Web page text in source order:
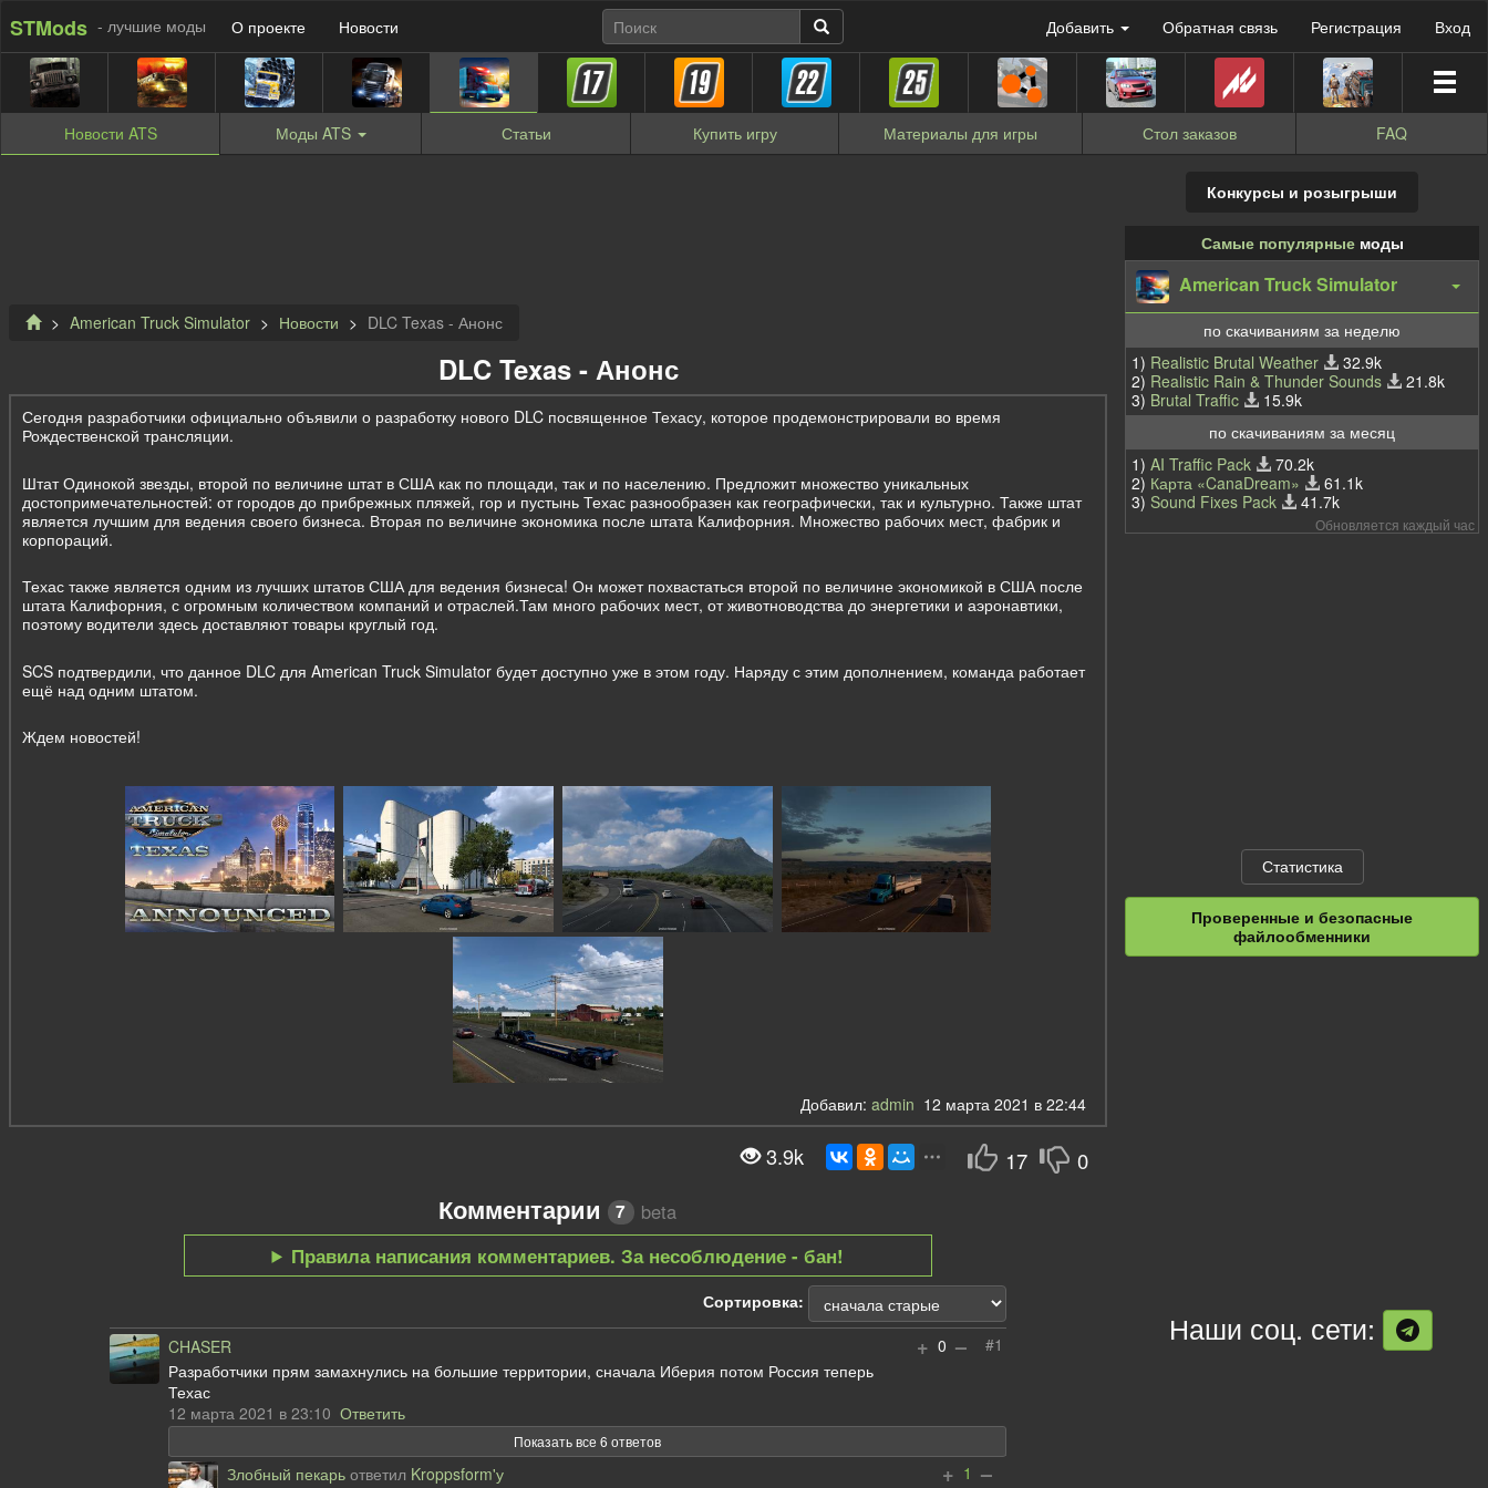
STMods - лучшие моды О проекте Новости Добавить Обратная связь Регистрация Вход
Новости ATS Моды ATS Статьи Купить игру Материалы для игры Стол заказов FAQ
American Truck Simulator Новости DLC Texas - Анонс
DLC Texas - Анонс
Сегодня разработчики официально объявили о разработку нового DLC посвященное Техасу, которое продемонстрировали во время
Рождественской трансляции.
Штат Одинокой звезды, второй по величине штат в США как по площади, так и по населению. Предложит множество уникальных
достопримечательностей: от городов до прибрежных пляжей, гор и пустынь Техас разнообразен как географически, так и культурно. Также штат
является лучшим для ведения своего бизнеса. Вторая по величине экономика после штата Калифорния. Множество рабочих мест, фабрик и
корпораций.
Техас также является одним из лучших штатов США для ведения бизнеса! Он может похвастаться второй по величине экономикой в США после
штата Калифорния, с огромным количеством компаний и отраслей.Там много рабочих мест, от животноводства до энергетики и аэронавтики,
поэтому водители здесь доставляют товары круглый год.
SCS подтвердили, что данное DLC для American Truck Simulator будет доступно уже в этом году. Наряду с этим дополнением, команда работает
ещё над одним штатом.
Ждем новостей!
Добавил:admin 12 марта 2021 в 22:44
17 0
3.9k
Комментарии 7
beta
Правила написания комментариев. За несоблюдение - бан!
Сортировка:
#1
+ 0 –
CHASER
Разработчики прям замахнулись на большие территории, сначала Иберия потом Россия теперь
Техас
12 марта 2021 в 23:10 Ответить
Показать все 6 ответов
+ 1 –
Злобный пекарь ответил Kroppsform'у
Конкурсы и розыгрыши
Самые популярныемоды
American Truck Simulator
по скачиваниям за неделю
1) Realistic Brutal Weather
32.9k
2) Realistic Rain & Thunder Sounds
21.8k
3) Brutal Traffic
15.9k
по скачиваниям за месяц
1) AI Traffic Pack
70.2k
2) Карта «CanaDream»
61.1k
3) Sound Fixes Pack 41.7k
Обновляется каждый час
Статистика
Проверенные и безопасные
файлообменники
Наши соц. сети: